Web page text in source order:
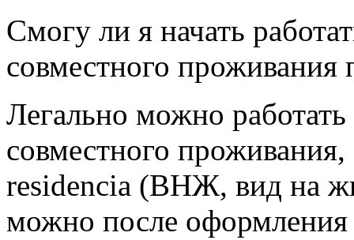
Смогу ли я начать
совместного проживания
Легально можно
совместного
residencia (ВНЖ, вид на
можно после